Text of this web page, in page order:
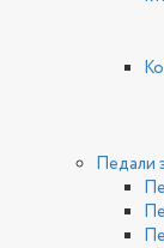
Педали